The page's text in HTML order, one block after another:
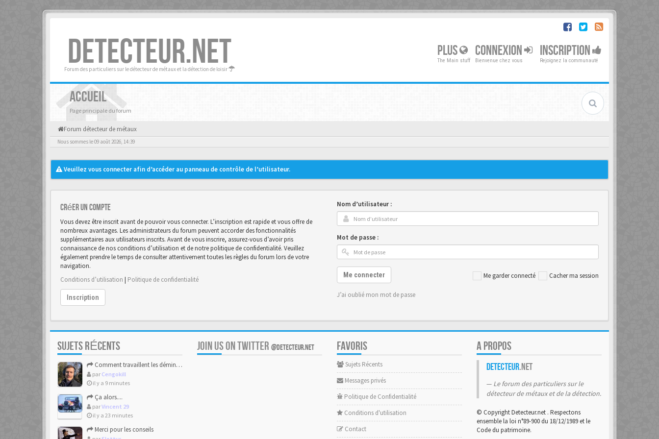
DETECTEUR.NET
Forum des particuliers sur le détecteur de métaux et la détection de loisir
PLUS
The Main stuff
CONNEXION
Bienvenue chez vous
INSCRIPTION
Rejoignez la communauté
ACCUEIL
Page principale du forum
Forum détecteur de métaux
Nous sommes le 09 août 2026, 14:39
Veuillez vous connecter afin d’accéder au panneau de contrôle de l’utilisateur.
Créer un Compte
Vous devez être inscrit avant de pouvoir vous connecter. L’inscription est rapide et vous offre de
nombreux avantages. Les administrateurs du forum peuvent accorder des fonctionnalités
supplémentaires aux utilisateurs inscrits. Avant de vous inscrire, assurez-vous d’avoir pris
connaissance de nos conditions d’utilisation et de notre politique de confidentialité. Veuillez
également prendre le temps de consulter attentivement toutes les règles du forum lors de votre
navigation.
Conditions d’utilisation | Politique de confidentialité
Inscription
Nom d’utilisateur :
Mot de passe :
Me garder connecté Cacher ma session
Me connecter
J’ai oublié mon mot de passe
SUJETS RÉCENTS
Comment travaillent les démineurs
par Cengokill
il y a 9 minutes
Ça alors....
parVincent 29
il y a 23 minutes
Merci pour les conseils
JOIN US ON TWITTER @DETECTEUR.NET FAVORIS
Sujets Récents
Messages privés
Politique de Confidentialité
Conditions d'utilisation
Contact
A PROPOS
Detecteur.net
Le forum des particuliers sur le
détecteur de métaux et de la détection.
© Copyright Detecteur.net . Respectons
ensemble la loi n°89-900 du 18/12/1989 et le
Code du patrimoine.